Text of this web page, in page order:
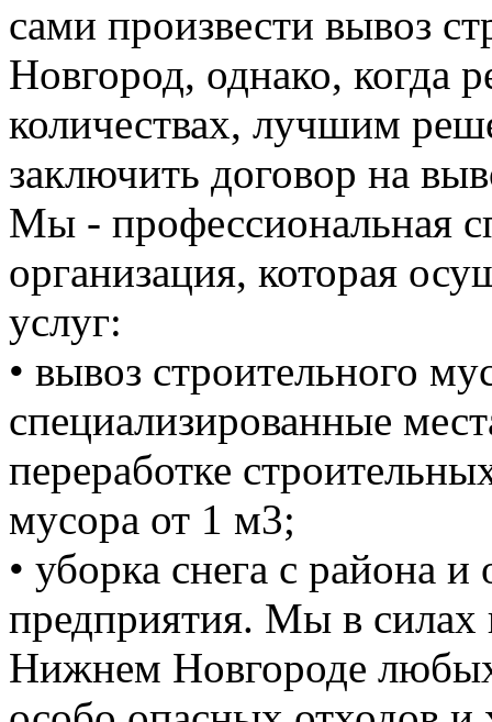
сами произвести вывоз
Новгород, однако, когда
количествах, лучшим
заключить договор на
Мы - профессиональная
организация, которая
услуг:
• вывоз строительного
специализированные
переработке
мусора от 1 м3;
• уборка снега с района
предприятия. Мы в силах
Нижнем Новгороде